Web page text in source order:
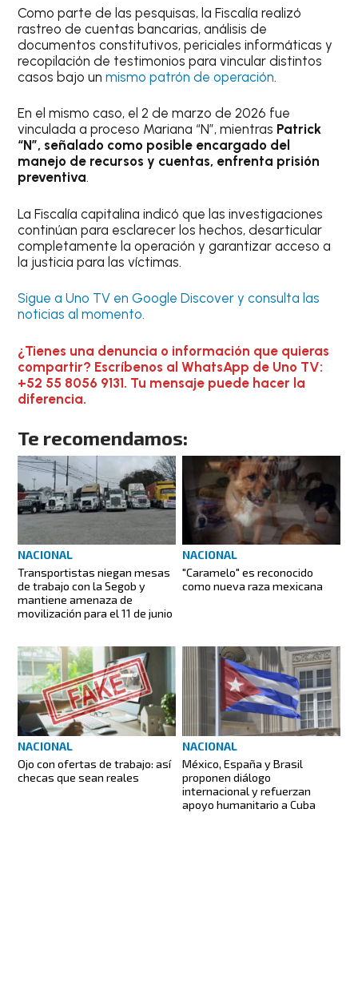
Como parte de las pesquisas, la Fiscalía realizó
rastreo de cuentas bancarias, análisis de
documentos constitutivos, periciales informáticas y
recopilación de testimonios para vincular distintos
casos bajo unmismo patrón de operación.
En el mismo caso, el 2 de marzo de 2026 fue
vinculada a proceso Mariana “N”, mientras Patrick
“N”, señalado como posible encargado del
manejo de recursos y cuentas, enfrenta prisión
preventiva.
La Fiscalía capitalina indicó que las investigaciones
continúan para esclarecer los hechos, desarticular
completamente la operación y garantizar acceso a
la justicia para las víctimas.
Sigue a Uno TV en Google Discover y consulta las
noticias al momento.
¿Tienes una denuncia o información que quieras
compartir? Escríbenos al WhatsApp de Uno TV:
+52 55 8056 9131. Tu mensaje puede hacer la
diferencia.
Te recomendamos:
NACIONAL
Transportistas niegan mesas
de trabajo con la Segob y
mantiene amenaza de
movilización para el 11 de junio
NACIONAL
"Caramelo" es reconocido
como nueva raza mexicana
NACIONAL
Ojo con ofertas de trabajo: así
checas que sean reales
NACIONAL
México, España y Brasil
proponen diálogo
internacional y refuerzan
apoyo humanitario a Cuba